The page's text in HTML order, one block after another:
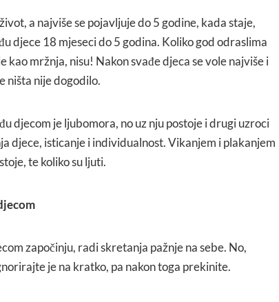
a najviše se pojavljuje do 5 godine, kada staje,
djece 18 mjeseci do 5 godina. Koliko god odraslima
kao mržnja, nisu! Nakon svađe djeca se vole najviše i
ništa nije dogodilo.
djecom je ljubomora, no uz nju postoje i drugi uzroci
djece, isticanje i individualnost. Vikanjem i plakanjem
te koliko su ljuti.
započinju, radi skretanja pažnje na sebe. No,
je na kratko, pa nakon toga prekinite.